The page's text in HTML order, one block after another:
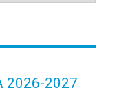
2026-2027